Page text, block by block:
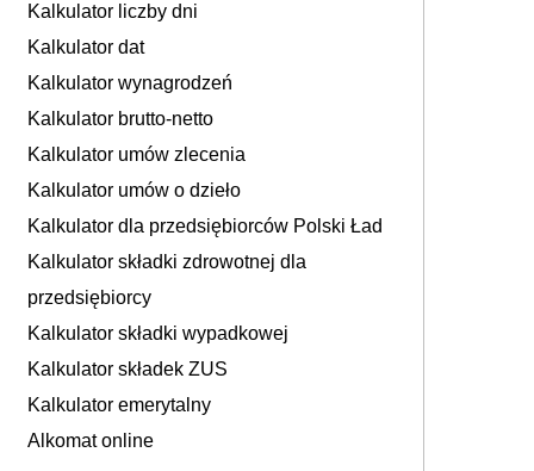
Kalkulator liczby dni
Kalkulator dat
Kalkulator wynagrodzeń
Kalkulator brutto-netto
Kalkulator umów zlecenia
Kalkulator umów o dzieło
Kalkulator dla przedsiębiorców Polski Ład
Kalkulator składki zdrowotnej dla
przedsiębiorcy
Kalkulator składki wypadkowej
Kalkulator składek ZUS
Kalkulator emerytalny
Alkomat online